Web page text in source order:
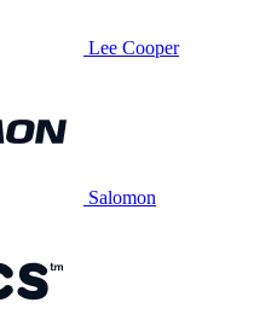
Lee Cooper
Salomon